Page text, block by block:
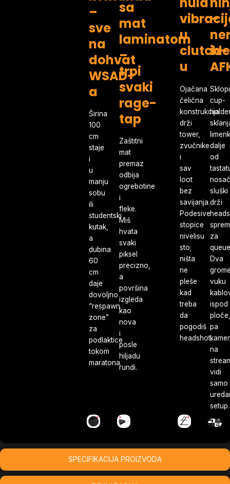
SPECIFIKACIJA PROIZVODA
–
sve
na
dohvat
WSAD-
a
Širina
100
cm
staje
i
u
manju
sobu
ili
studentski
kutak,
a
dubina
60
cm
daje
dovoljno
“respawn
zone”
za
podlaktice
tokom
maratona.
sa
mat
laminatom
–
trpi
svaki
rage-
tap
Zaštitni
mat
premaz
odbija
ogrebotine
i
fleke.
Miš
hvata
svaki
piksel
precizno,
a
površina
izgleda
kao
nova
i
posle
hiljadu
rundi.
u
clutch-
u
Ojačana
čelična
konstrukcija
drži
tower,
zvučnike
i
sav
loot
bez
savijanja.
Podesive
stopice
nivelisu
sto;
ništa
ne
pleše
kad
treba
da
pogodiš
headshot.
–
ide
cup-
dalje
od
nosač
sluški
drži
za
Dva
vuku
ispod
ploče,
pa
na
vidi
samo
setup.